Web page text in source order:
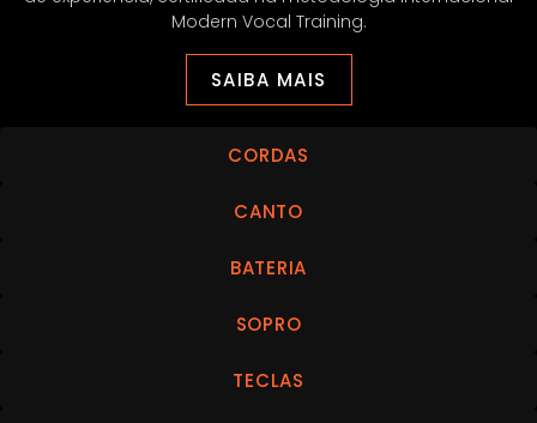
Modern Vocal Training.
SAIBA MAIS
CORDAS
CANTO
BATERIA
SOPRO
TECLAS